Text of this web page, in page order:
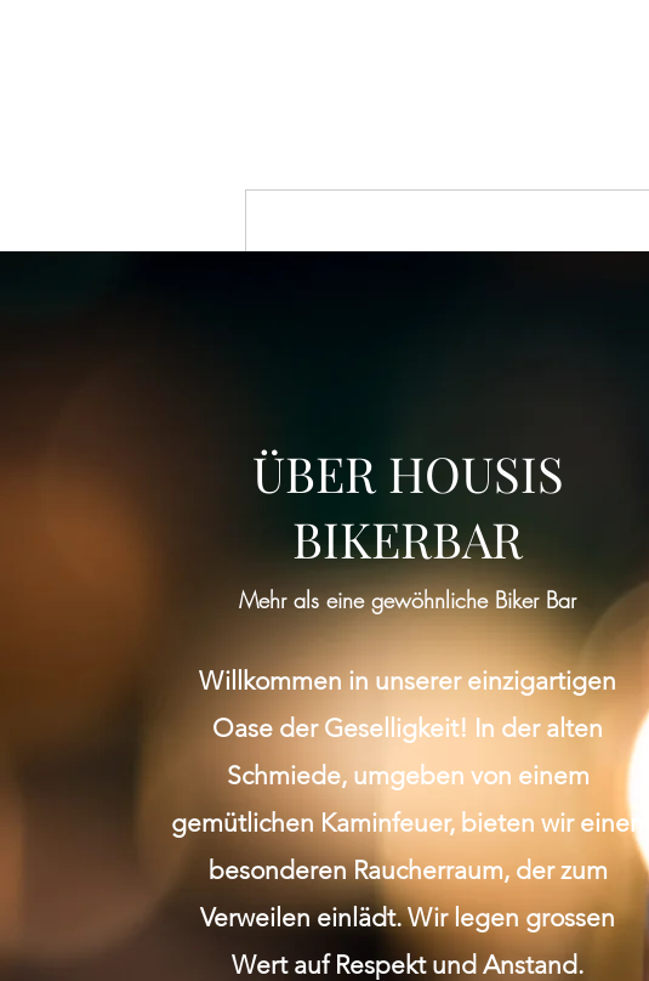
Bitte
ÜBER HOUSIS
BIKERBAR
Mehr als eine gewöhnliche Biker Bar
Willkommen in unserer einzigartigen
Oase der Geselligkeit! In der alten
Schmiede, umgeben von einem
gemütlichen Kaminfeuer, bieten wir einen
besonderen Raucherraum, der zum
Verweilen einlädt. Wir legen grossen
Wert auf Respekt und Anstand.